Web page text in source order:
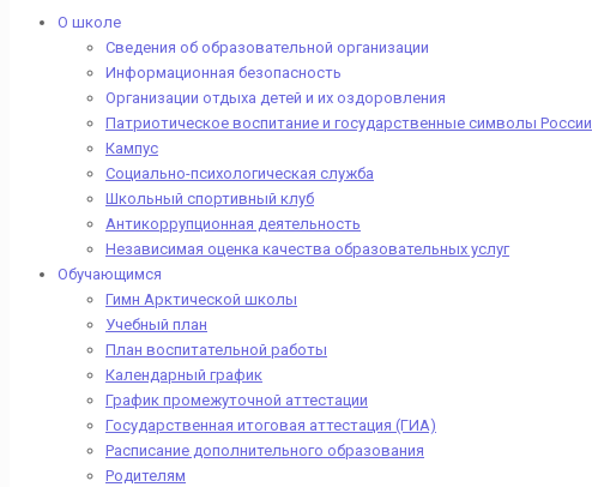
О школе
Сведения об образовательной организации
Информационная безопасность
Организации отдыха детей и их оздоровления
Патриотическое воспитание и государственные символы России
Кампус
Социально-психологическая служба
Школьный спортивный клуб
Антикоррупционная деятельность
Независимая оценка качества образовательных услуг
Обучающимся
Гимн Арктической школы
Учебный план
План воспитательной работы
Календарный график
График промежуточной аттестации
Государственная итоговая аттестация (ГИА)
Расписание дополнительного образования
Родителям